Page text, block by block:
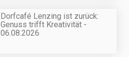
Dorfcafé Lenzing ist zurück:
Genuss trifft Kreativität -
06.08.2026